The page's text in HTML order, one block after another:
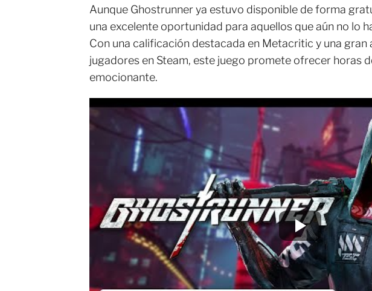
Aunque Ghostrunner ya estuvo disponible de forma
una excelente oportunidad para aquellos que aún no lo
Con una calificación destacada en Metacritic y una
jugadores en Steam, este juego promete ofrecer horas
emocionante.